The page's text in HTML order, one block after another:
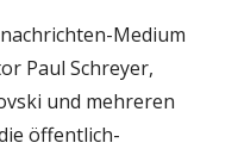
Medium
Paul Schreyer,
und mehreren
öffentlich-